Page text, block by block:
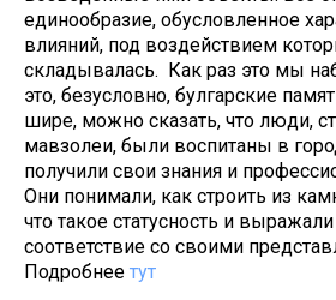
единообразие, обусловленное
влияний, под воздействием
складывалась. Как раз это мы
это, безусловно, булгарские
шире, можно сказать, что люди,
мавзолеи, были воспитаны в
получили свои знания и
Они понимали, как строить из
что такое статусность и выражали
соответствие со своими
Подробнее тут